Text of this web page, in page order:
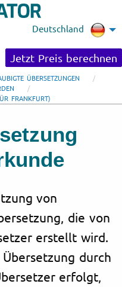
Deutschland
Jetzt Preis berechnen
ÜBERSETZUNGEN
FRANKFURT)
von
die von
erstellt wird.
durch
erfolgt,